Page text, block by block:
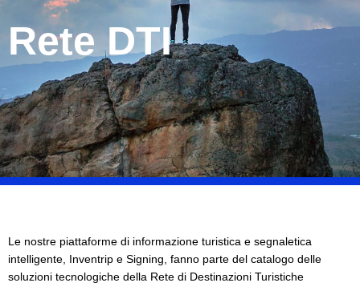
Rete DTI
Le nostre piattaforme di informazione turistica e segnaletica
intelligente, Inventrip e Signing, fanno parte del catalogo delle
soluzioni tecnologiche della Rete di Destinazioni Turistiche